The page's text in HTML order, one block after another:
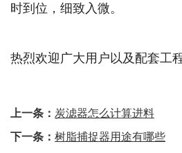
时到位，细致入微。
热烈欢迎广大用户以及配套工
上一条： 炭滤器怎么计算进料
下一条： 树脂捕捉器用途有哪些